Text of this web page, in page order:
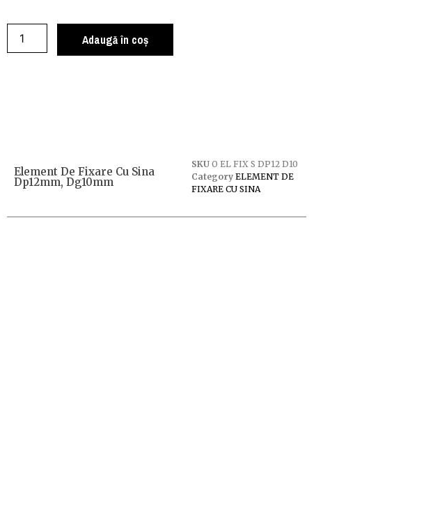
Adaugă în coș
Element De Fixare Cu Sina
Dp12mm, Dg10mm
SKU O EL FIX S DP12 D10
Category ELEMENT DE
FIXARE CU SINA